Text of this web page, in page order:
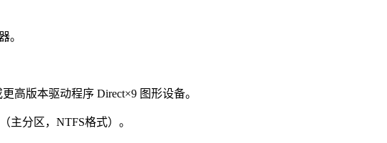
。
版本驱动程序 Direct×9 图形设备。
分区，NTFS格式）。